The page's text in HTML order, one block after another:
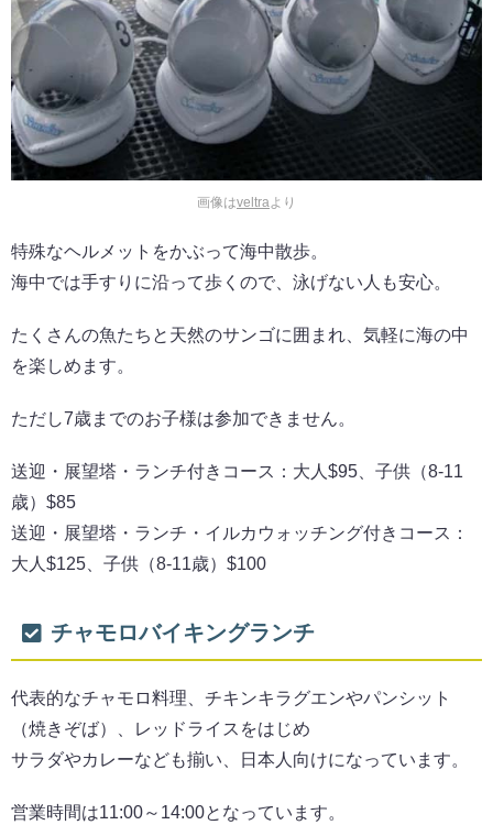
画像はveltraより
特殊なヘルメットをかぶって海中散歩。
海中では手すりに沿って歩くので、泳げない人も安心。
たくさんの魚たちと天然のサンゴに囲まれ、気軽に海の中
を楽しめます。
ただし7歳までのお子様は参加できません。
送迎・展望塔・ランチ付きコース：大人$95、子供（8-11
歳）$85
送迎・展望塔・ランチ・イルカウォッチング付きコース：
大人$125、子供（8-11歳）$100
チャモロバイキングランチ
代表的なチャモロ料理、チキンキラグエンやパンシット
（焼きぞば）、レッドライスをはじめ
サラダやカレーなども揃い、日本人向けになっています。
営業時間は11:00～14:00となっています。